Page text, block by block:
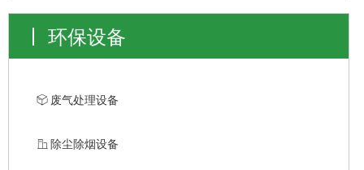
环保设备
ꁦ 废气处理设备
ꀶ 除尘除烟设备